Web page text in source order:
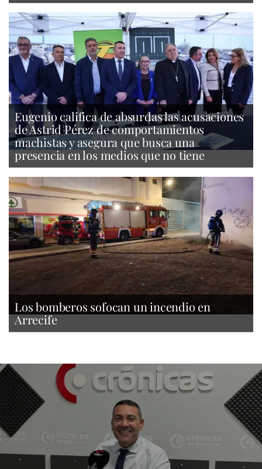
Eugenio califica de absurdas las acusaciones
de Astrid Pérez de comportamientos
machistas y asegura que busca una
presencia en los medios que no tiene
Los bomberos sofocan un incendio en
Arrecife